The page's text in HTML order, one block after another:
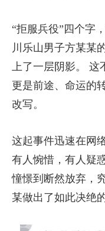
“拒服兵役”四个字
川乐山男子方某某
上了一层阴影。 这
更是前途、命运的
改写。
这起事件迅速在网
有人惋惜，有人疑
憧憬到断然放弃，
某做出了如此决绝